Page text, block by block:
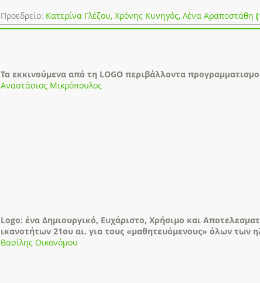
Προεδρείο: Κατερίνα Γλέζου, Χρόνης Κυνηγός, Λένα Αραποστάθη
Τα εκκινούμενα από τη LOGO περιβάλλοντα
Αναστάσιος Μικρόπουλος
Logo: ένα Δημιουργικό, Ευχάριστο, Χρήσιμο και
ικανοτήτων 21ου αι. για τους «μαθητευόμενους» όλων των
Βασίλης Οικονόμου